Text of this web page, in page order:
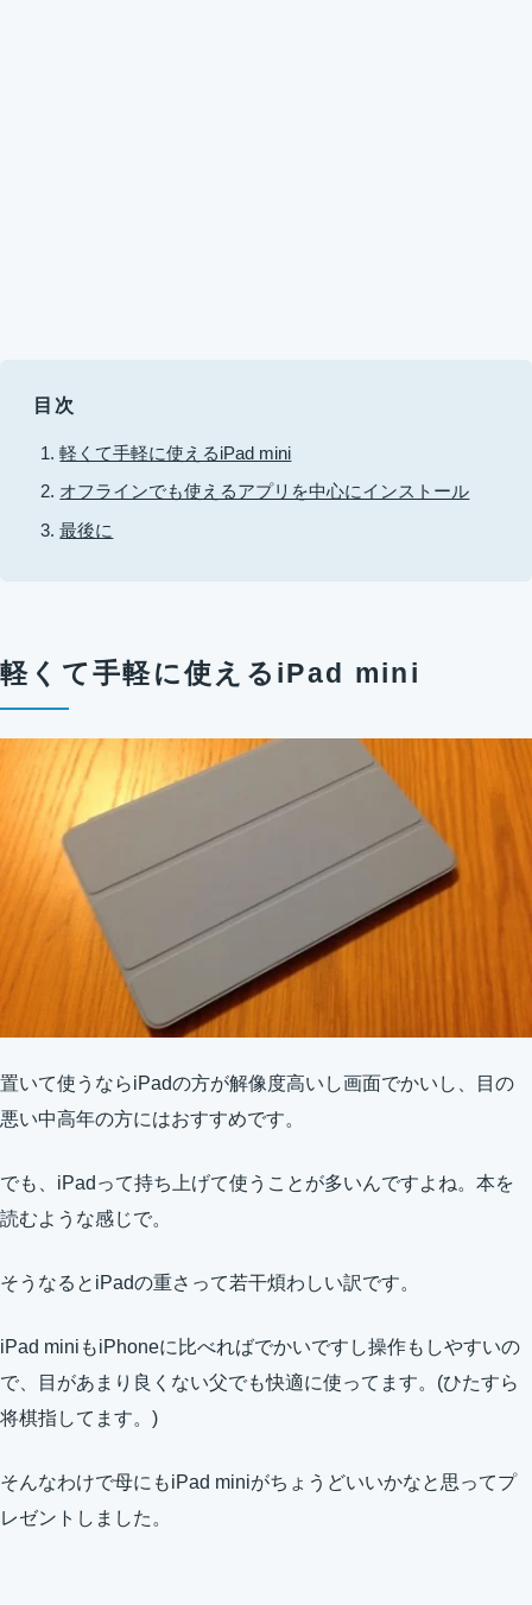
目次
軽くて手軽に使えるiPad mini
オフラインでも使えるアプリを中心にインストール
最後に
軽くて手軽に使えるiPad mini
置いて使うならiPadの方が解像度高いし画面でかいし、目の
悪い中高年の方にはおすすめです。
でも、iPadって持ち上げて使うことが多いんですよね。本を
読むような感じで。
そうなるとiPadの重さって若干煩わしい訳です。
iPad miniもiPhoneに比べればでかいですし操作もしやすいの
で、目があまり良くない父でも快適に使ってます。(ひたすら
将棋指してます。)
そんなわけで母にもiPad miniがちょうどいいかなと思ってプ
レゼントしました。